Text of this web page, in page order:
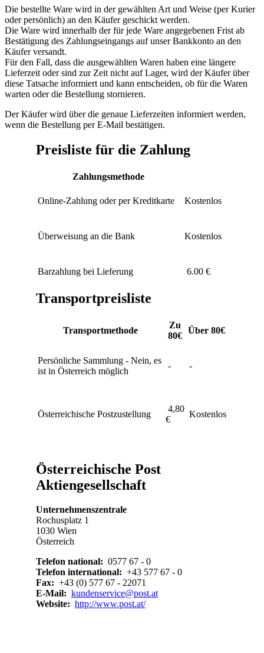
Die bestellte Ware wird in der gewählten Art und Weise (per Kurier
oder persönlich) an den Käufer geschickt werden.
Die Ware wird innerhalb der für jede Ware angegebenen Frist ab
Bestätigung des Zahlungseingangs auf unser Bankkonto an den
Käufer versandt.
Für den Fall, dass die ausgewählten Waren haben eine längere
Lieferzeit oder sind zur Zeit nicht auf Lager, wird der Käufer über
diese Tatsache informiert und kann entscheiden, ob für die Waren
warten oder die Bestellung stornieren.
Der Käufer wird über die genaue Lieferzeiten informiert werden,
wenn die Bestellung per E-Mail bestätigen.
Preisliste für die Zahlung
Zahlungsmethode
Online-Zahlung oder per Kreditkarte Kostenlos
Überweisung an die Bank Kostenlos
Barzahlung bei Lieferung 6.00 €
Transportpreisliste
Transportmethode
Zu
80€
Über 80€
Persönliche Sammlung - Nein, es
ist in Österreich möglich
- -
Österreichische Postzustellung
4,80
€
Kostenlos
Österreichische Post
Aktiengesellschaft
Unternehmenszentrale
Rochusplatz 1
1030 Wien
Österreich
Telefon national: 0577 67 - 0
Telefon international: +43 577 67 - 0
Fax: +43 (0) 577 67 - 22071
E-Mail: kundenservice@post.at
Website: http://www.post.at/